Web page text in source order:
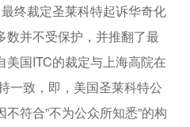
终裁定圣莱科特起诉华奇化
数并不受保护，并推翻了最
国ITC的裁定与上海高院在
一致，即，美国圣莱科特公
符合”不为公众所知悉”的构